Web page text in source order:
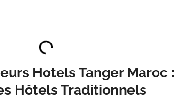
Hotels Tanger Maroc :
Hôtels Traditionnels